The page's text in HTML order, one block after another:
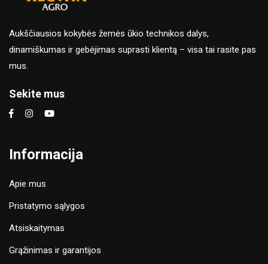
Aukščiausios kokybės žemės ūkio technikos dalys,
dinamiškumas ir gebėjimas suprasti klientą – visa tai rasite pas
mus.
Sekite mus
Informacija
Apie mus
Pristatymo sąlygos
Atsiskaitymas
Grąžinimas ir garantijos